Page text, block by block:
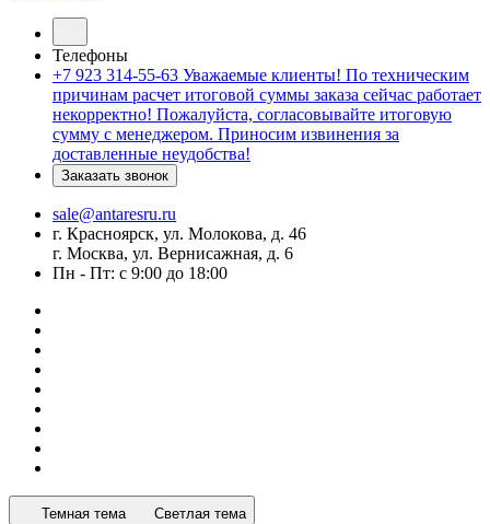
Телефоны
+7 923 314-55-63 Уважаемые клиенты! По техническим
причинам расчет итоговой суммы заказа сейчас работает
некорректно! Пожалуйста, согласовывайте итоговую
сумму с менеджером. Приносим извинения за
доставленные неудобства!
Заказать звонок
sale@antaresru.ru
г. Красноярск, ул. Молокова, д. 46
г. Москва, ул. Вернисажная, д. 6
Пн - Пт: с 9:00 до 18:00
Темная тема Светлая тема